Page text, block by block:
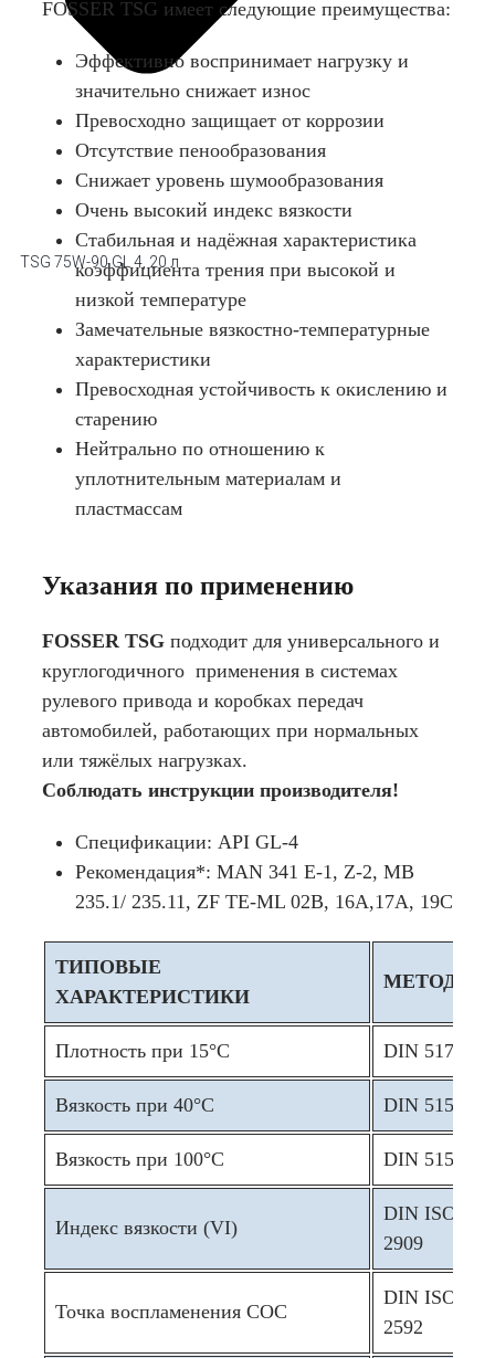
TSG 75W-90 GL 4, 20 л
FOSSER TSG имеет следующие преимущества:
Эффективно воспринимает нагрузку и
значительно снижает износ
Превосходно защищает от коррозии
Отсутствие пенообразования
Снижает уровень шумообразования
Очень высокий индекс вязкости
Стабильная и надёжная характеристика
коэффициента трения при высокой и
низкой температурe
Замечательные вязкостно-температурные
характеристики
Превосходная устойчивость к окислению и
старению
Нейтрально по отношению к
уплотнительным материалам и
пластмассам
Указания по применению
FOSSER TSG подходит для универсального и
круглогодичного применения в системах
рулевого привода и коробках передач
автомобилей, работающих при нормальных
или тяжёлых нагрузках.
Соблюдать инструкции производителя!
Спецификации: API GL-4
Рекомендация*: MAN 341 E-1, Z-2, MB
235.1/ 235.11, ZF TE-ML 02B, 16A,17A, 19C
ТИПОВЫЕ
ХАРАКТЕРИСТИКИ
МЕТОДЫ
Плотность при 15°C DIN 51757
Вязкость при 40°C DIN 51562
Вязкость при 100°C DIN 51562
Индекс вязкости (VI)
DIN ISO
2909
Точка воспламенения COC
DIN ISO
2592